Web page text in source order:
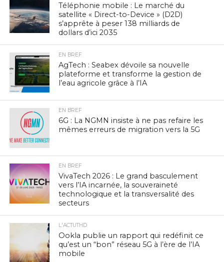
Téléphonie mobile : Le marché du
satellite « Direct-to-Device » (D2D)
s’apprête à peser 138 milliards de
dollars d’ici 2035
EN BREF
AgTech : Seabex dévoile sa nouvelle
plateforme et transforme la gestion de
l’eau agricole grâce à l’IA
EN BREF
6G : La NGMN insiste à ne pas refaire les
mêmes erreurs de migration vers la 5G
EN BREF
VivaTech 2026 : Le grand basculement
vers l’IA incarnée, la souveraineté
technologique et la transversalité des
secteurs
L'ACTUTHD
Ookla publie un rapport qui redéfinit ce
qu’est un “bon” réseau 5G à l’ère de l’IA
mobile